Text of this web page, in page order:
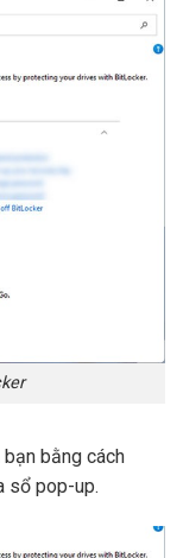
bạn bằng cách
sổ pop-up.